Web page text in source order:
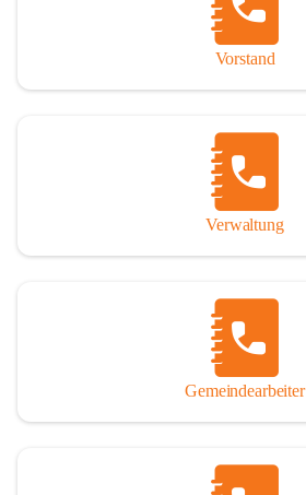
Vorstand
Verwaltung
Gemeindearbeiter